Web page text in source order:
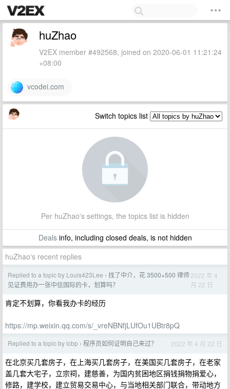
huZhao
V2EX member #492568, joined on 2020-06-01 11:21:24
+08:00
vcodei.com
Switch topics list
Per huZhao's settings, the topics list is hidden
Dealsinfo, including closed deals, is not hidden
huZhao's recent replies
Replied to a topic by Louis423Lee › 找了中介，花 3500+500 律师
见证费用办一张中信国际的卡，划算吗？
2022 年 4
月 22 日
肯定不划算，你看我办卡的经历
https://mp.weixin.qq.com/s/_vreNBNfjLUfOu1UBtr8pQ
Replied to a topic by lcbp › 程序员如何证明自己来过？ 2022 年 4 月 22 日
在北京买几套房子，在上海买几套房子，在美国买几套房子，在老家
盖几套大宅子，立宗祠，建慈善，为国内贫困地区捐钱捐物捐爱心，
修路，建学校，建立贸易交易中心，与当地相关部门联合，带动地方